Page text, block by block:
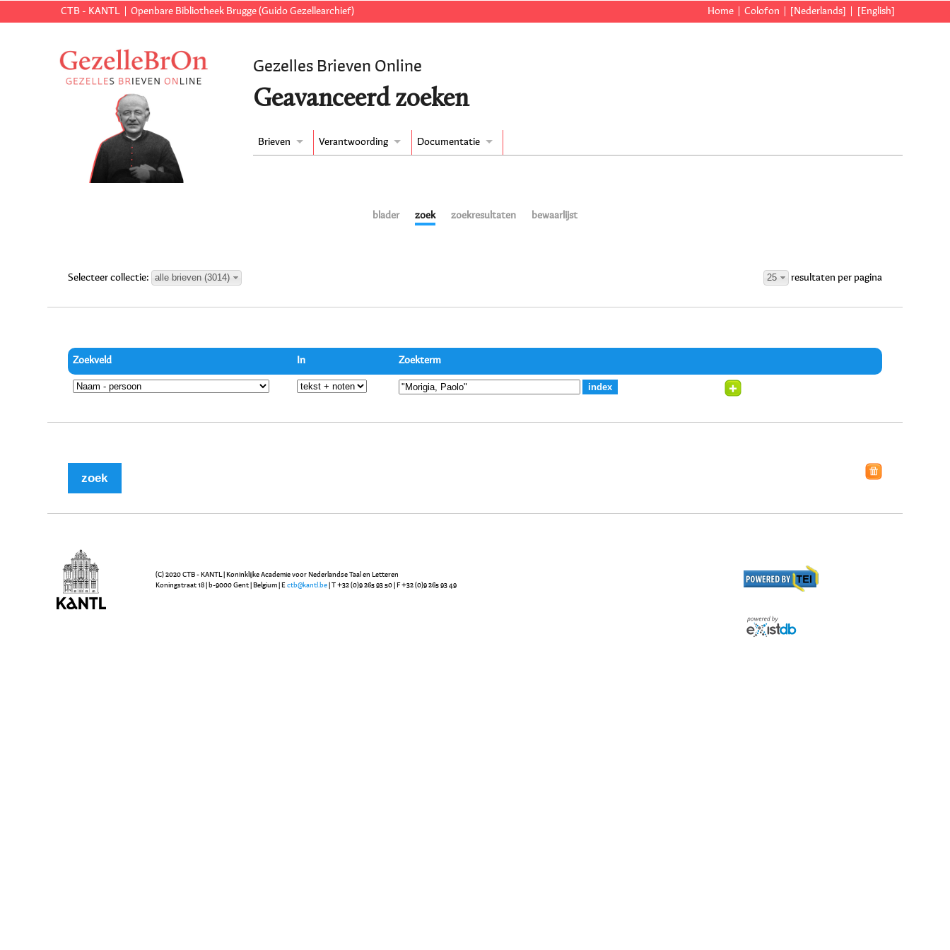
CTB - KANTL Openbare Bibliotheek Brugge (Guido Gezellearchief) Home Colofon [Nederlands] [English]
Gezelles Brieven Online
Geavanceerd zoeken
Brieven Verantwoording Documentatie
blader zoek zoekresultaten bewaarlijst
Selecteer collectie: alle brieven (3014) 25 resultaten per pagina
Zoekveld In Zoekterm
(C) 2020 CTB - KANTL | Koninklijke Academie voor Nederlandse Taal en Letteren
Koningstraat 18 | b-9000 Gent | Belgium | Ectb@kantl.be | T +32 (0)9 265 93 50 | F +32 (0)9 265 93 49